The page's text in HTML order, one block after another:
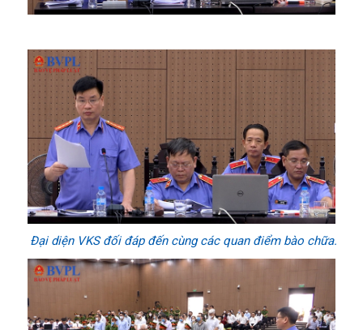
Đại diện VKS đối đáp đến cùng các quan điểm bào chữa.